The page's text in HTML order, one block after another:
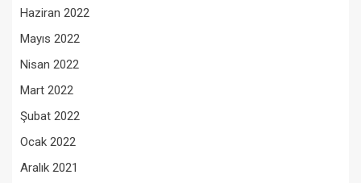
Haziran 2022
Mayıs 2022
Nisan 2022
Mart 2022
Şubat 2022
Ocak 2022
Aralık 2021